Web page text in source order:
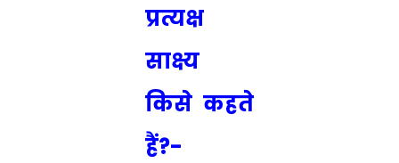
प्रत्यक्ष
साक्ष्य
किसे कहते
हैं?-